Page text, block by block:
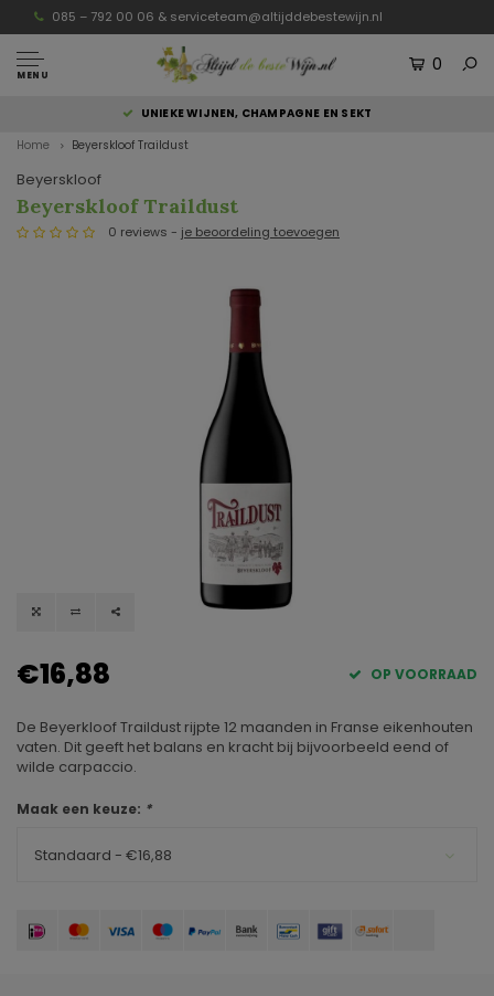
085 – 792 00 06 & serviceteam@altijddebestewijn.nl
MENU
0
UNIEKE WIJNEN, CHAMPAGNE EN SEKT
Home
Beyerskloof Traildust
Beyerskloof
Beyerskloof Traildust
0 reviews - je beoordeling toevoegen
€16,88 OP VOORRAAD
De Beyerkloof Traildust rijpte 12 maanden in Franse eikenhouten
vaten. Dit geeft het balans en kracht bij bijvoorbeeld eend of
wilde carpaccio.
Maak een keuze: *
Standaard - €16,88